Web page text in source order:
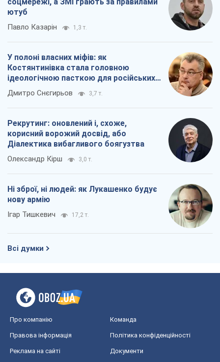
ютуб
Павло Казарін 1,3 т.
У полоні власних міфів: як
Костянтинівка стала головною
ідеологічною пасткою для російських
окупантів
Дмитро Снєгирьов 3,7 т.
Рекрутинг: оновлений і, схоже,
корисний ворожий досвід, або
Діалектика вибагливого боягузтва
Олександр Кірш 3,0 т.
Ні зброї, ні людей: як Лукашенко будує
нову армію
Ігар Тишкевич 17,2 т.
Всі думки
Про компанію Команда
Правова інформація Політика конфіденційності
Реклама на сайті Документи